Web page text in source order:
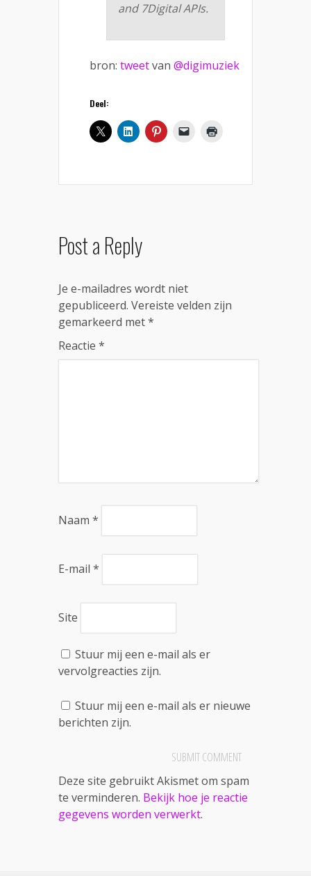
and 7Digital APIs.
bron: tweetvan @digimuziek
Deel:
Post a Reply
Je e-mailadres wordt niet
gepubliceerd. Vereiste velden zijn
gemarkeerd met*
Reactie *
Naam *
E-mail *
Site
Stuur mij een e-mail als er
vervolgreacties zijn.
Stuur mij een e-mail als er nieuwe
berichten zijn.
Deze site gebruikt Akismet om spam
te verminderen. Bekijk hoe je reactie
gegevens worden verwerkt.